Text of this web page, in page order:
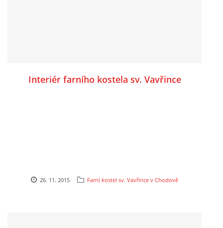
Interiér farního kostela sv. Vavřince
26. 11. 2015 Farní kostel sv. Vavřince v Chodově